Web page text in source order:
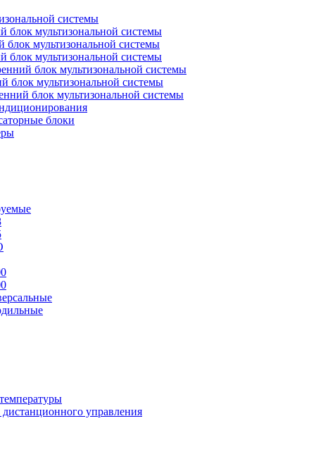
системы
блок мультизональной системы
блок мультизональной системы
блок мультизональной системы
блок мультизональной системы
блок мультизональной системы
блок мультизональной системы
блоки
управления